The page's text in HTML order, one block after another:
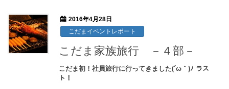
2016年4月28日
こだまイベントレポート
こだま家族旅行 －４部－
こだま初！社員旅行に行ってきました(´ω｀)ﾉ ラス
ト！